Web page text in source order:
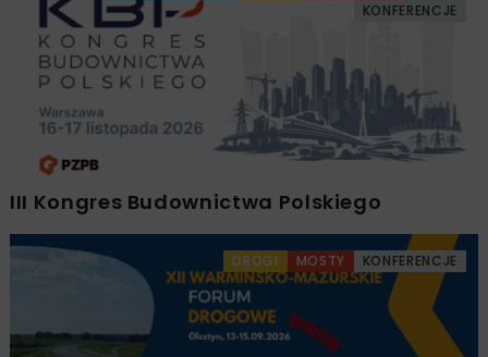
KONFERENCJE
III Kongres Budownictwa Polskiego
DROGI MOSTY KONFERENCJE